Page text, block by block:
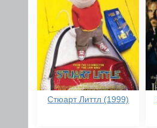
Стюарт Литтл (1999)